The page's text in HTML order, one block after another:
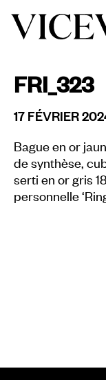
FRI_323
17 FÉVRIER
Bague en or
de synthèse,
serti en or gris
personnelle